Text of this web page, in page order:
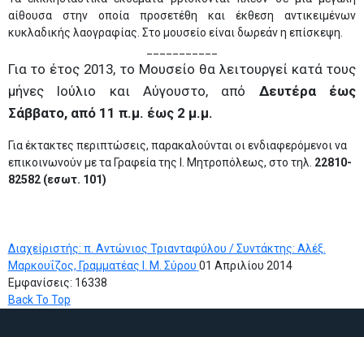
αίθουσα στην οποία προσετέθη και έκθεση αντικειμένων
κυκλαδικής λαογραφίας. Στο μουσείο είναι δωρεάν η επίσκεψη.
Για το έτος 2013, το Μουσείο θα λειτουργεί κατά τους
μήνες Ιούλιο και Αύγουστο, από Δευτέρα έως
Σάββατο, από 11 π.μ. έως 2 μ.μ.
Για έκτακτες περιπτώσεις, παρακαλούνται οι ενδιαφερόμενοι να
επικοινωνούν με τα Γραφεία της Ι. Μητροπόλεως, στο τηλ. 22810-
82582 (εσωτ. 101)
Διαχείριστής: π. Αντώνιος Τριανταφύλου / Συντάκτης: Αλέξ.
Μαρκουΐζος, Γραμματέας Ι. Μ. Σύρου 01 Απριλίου 2014
Εμφανίσεις: 16338
Back To Top